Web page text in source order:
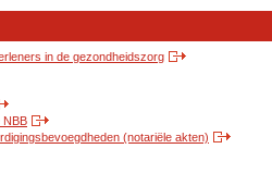
in de gezondheidszorg
NBB
(notariële akten)